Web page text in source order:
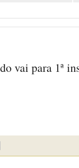
vai para 1ª